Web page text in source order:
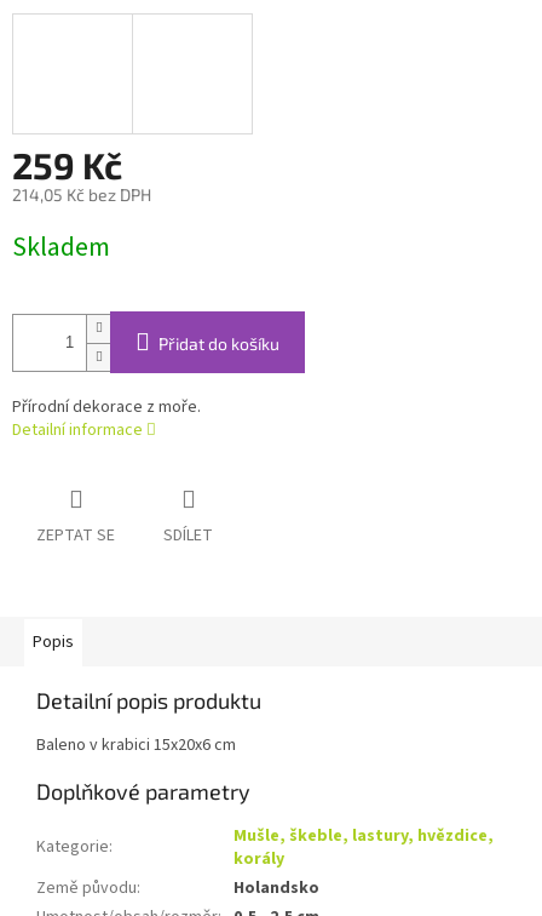
259 Kč
214,05 Kč bez DPH
cena:
Skladem
Přidat do košíku
Přírodní dekorace z moře.
Detailní informace
ZEPTAT SE SDÍLET
Popis
Detailní popis produktu
Baleno v krabici 15x20x6 cm
Doplňkové parametry
Kategorie:
Mušle, škeble, lastury, hvězdice,
korály
Země původu:
Holandsko